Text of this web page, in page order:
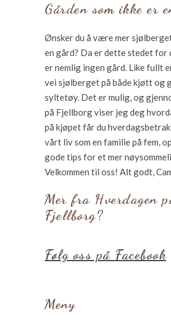
Gården som ikke er
Ønsker du å være mer
en gård? Da er dette stedet for
er nemlig ingen gård. Like fullt
vei sjølberget på både kjøtt og
syltetøy. Det er mulig, og
på Fjellborg viser jeg deg
på kjøpet får du
vårt liv som en familie på fem,
gode tips for et mer
Velkommen til oss! Alt godt,
Mer fra Hverdagen
Fjellborg?
Følg oss på Facebook
Meny